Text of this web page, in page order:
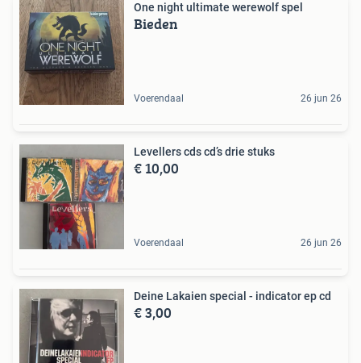
One night ultimate werewolf spel
Bieden
Voerendaal 26 jun 26
Levellers cds cd’s drie stuks
€ 10,00
Voerendaal 26 jun 26
Deine Lakaien special - indicator ep cd
€ 3,00